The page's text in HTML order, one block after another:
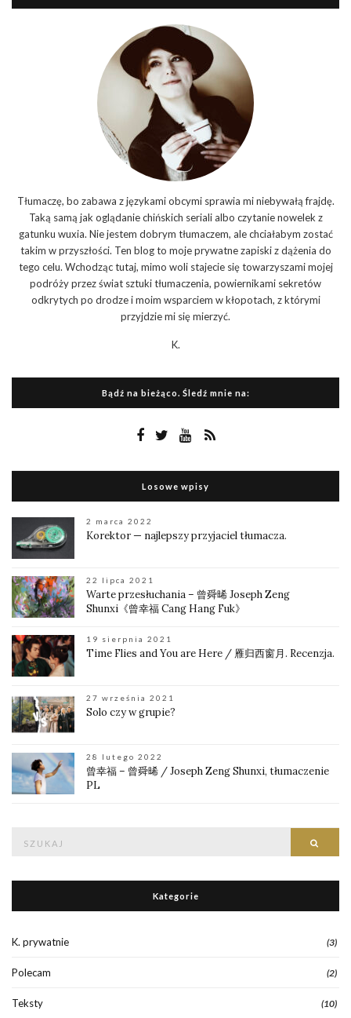
Tłumaczę, bo zabawa z językami obcymi sprawia mi niebywałą frajdę.
Taką samą jak oglądanie chińskich seriali albo czytanie nowelek z
gatunku wuxia. Nie jestem dobrym tłumaczem, ale chciałabym zostać
takim w przyszłości. Ten blog to moje prywatne zapiski z dążenia do
tego celu. Wchodząc tutaj, mimo woli stajecie się towarzyszami mojej
podróży przez świat sztuki tłumaczenia, powiernikami sekretów
odkrytych po drodze i moim wsparciem w kłopotach, z którymi
przyjdzie mi się mierzyć.
K.
Bądź na bieżąco. Śledź mnie na:
Losowe wpisy
2 marca 2022
Korektor — najlepszy przyjaciel tłumacza.
22 lipca 2021
Warte przesłuchania – 曾舜晞 Joseph Zeng
Shunxi《曾幸福 Cang Hang Fuk》
19 sierpnia 2021
Time Flies and You are Here / 雁归西窗月. Recenzja.
27 września 2021
Solo czy w grupie?
28 lutego 2022
曾幸福 – 曾舜晞 / Joseph Zeng Shunxi, tłumaczenie
PL
Kategorie
K. prywatnie (3)
Polecam (2)
Teksty (10)